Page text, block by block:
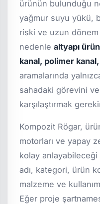
ürünün bulunduğu
yağmur suyu yükü,
riski ve uzun
nedenlealtyapı
kanal, polimer
aramalarında
sahadaki görevini
karşılaştırmak
Kompozit Rögar,
motorları ve yapay
kolay anlayabileceği
adı, kategori, ürün
malzeme ve
Eğer proje